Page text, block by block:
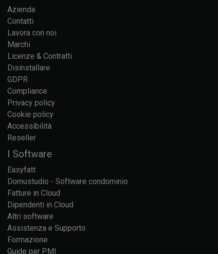
Azienda
Contatti
Lavora con noi
Marchi
Licenze & Contratti
Disinstallare
GDPR
Compliance
Privacy policy
Cookie policy
Accessibilità
Reseller
I Software
Easyfatt
Domustudio - Software condominio
Fatture in Cloud
Dipendenti in Cloud
Altri software
Assistenza e Supporto
Formazione
Guide per PMI